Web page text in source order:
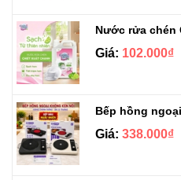
Giá: 102.000₫
Giá: 338.000₫